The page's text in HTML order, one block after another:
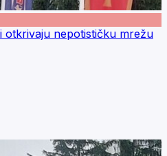
otkrivaju nepotističku mrežu